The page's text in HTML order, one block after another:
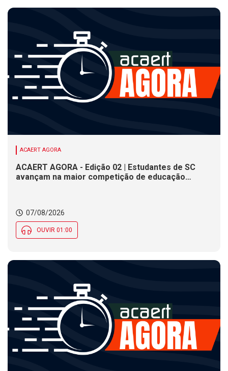
ACAERT AGORA
ACAERT AGORA - Edição 02 | Estudantes de SC
avançam na maior competição de educação
Social nesta sexta (7)
07/08/2026
OUVIR 01:00